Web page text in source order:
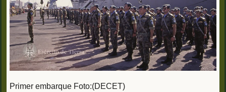
Primer embarque Foto:(DECET)